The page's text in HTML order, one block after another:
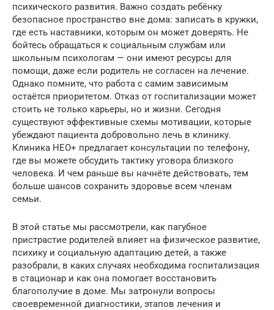
психического развития. Важно создать ребёнку
безопасное пространство вне дома: записать в кружки,
где есть наставники, которым он может доверять. Не
бойтесь обращаться к социальным службам или
школьным психологам — они имеют ресурсы для
помощи, даже если родитель не согласен на лечение.
Однако помните, что работа с самим зависимым
остаётся приоритетом. Отказ от госпитализации может
стоить не только карьеры, но и жизни. Сегодня
существуют эффективные схемы мотивации, которые
убеждают пациента добровольно лечь в клинику.
Клиника НЕО+ предлагает консультации по телефону,
где вы можете обсудить тактику уговора близкого
человека. И чем раньше вы начнёте действовать, тем
больше шансов сохранить здоровье всем членам
семьи.
В этой статье мы рассмотрели, как пагубное
пристрастие родителей влияет на физическое развитие,
психику и социальную адаптацию детей, а также
разобрали, в каких случаях необходима госпитализация
в стационар и как она помогает восстановить
благополучие в доме. Мы затронули вопросы
своевременной диагностики, этапов лечения и